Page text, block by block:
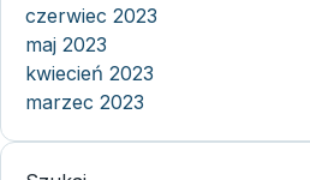
czerwiec 2023
maj 2023
kwiecień 2023
marzec 2023